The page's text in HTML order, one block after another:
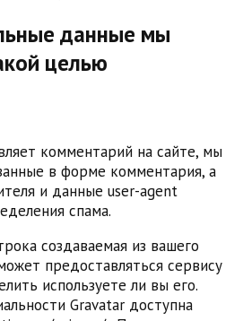
данные мы
целью
комментарий на сайте, мы
в форме комментария, а
и данные user-agent
спама.
создаваемая из вашего
предоставляться сервису
используете ли вы его.
Gravatar доступна